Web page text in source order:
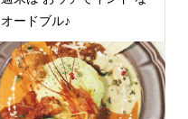
オードブル♪